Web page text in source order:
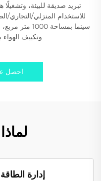
للاستخدام المنزلي/
سينما بمساحة
وتكييف
احصل
إدارة